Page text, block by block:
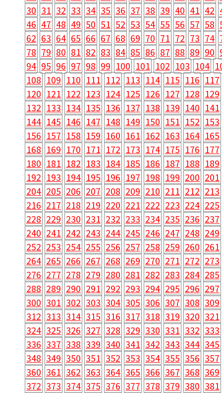
30 31 32 33 34 35 36 37 38 39 40 41 42
46 47 48 49 50 51 52 53 54 55 56 57 58
62 63 64 65 66 67 68 69 70 71 72 73 74
78 79 80 81 82 83 84 85 86 87 88 89 90
94 95 96 97 98 99 100 101 102 103 104
108 109 110 111 112 113 114 115 116 117
120 121 122 123 124 125 126 127 128 129
132 133 134 135 136 137 138 139 140 141
144 145 146 147 148 149 150 151 152 153
156 157 158 159 160 161 162 163 164 165
168 169 170 171 172 173 174 175 176 177
180 181 182 183 184 185 186 187 188 189
192 193 194 195 196 197 198 199 200 201
204 205 206 207 208 209 210 211 212 213
216 217 218 219 220 221 222 223 224 225
228 229 230 231 232 233 234 235 236 237
240 241 242 243 244 245 246 247 248 249
252 253 254 255 256 257 258 259 260 261
264 265 266 267 268 269 270 271 272 273
276 277 278 279 280 281 282 283 284 285
288 289 290 291 292 293 294 295 296 297
300 301 302 303 304 305 306 307 308 309
312 313 314 315 316 317 318 319 320 321
324 325 326 327 328 329 330 331 332 333
336 337 338 339 340 341 342 343 344 345
348 349 350 351 352 353 354 355 356 357
360 361 362 363 364 365 366 367 368 369
372 373 374 375 376 377 378 379 380 381